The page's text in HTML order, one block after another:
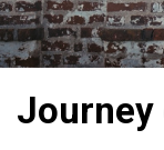
Journey